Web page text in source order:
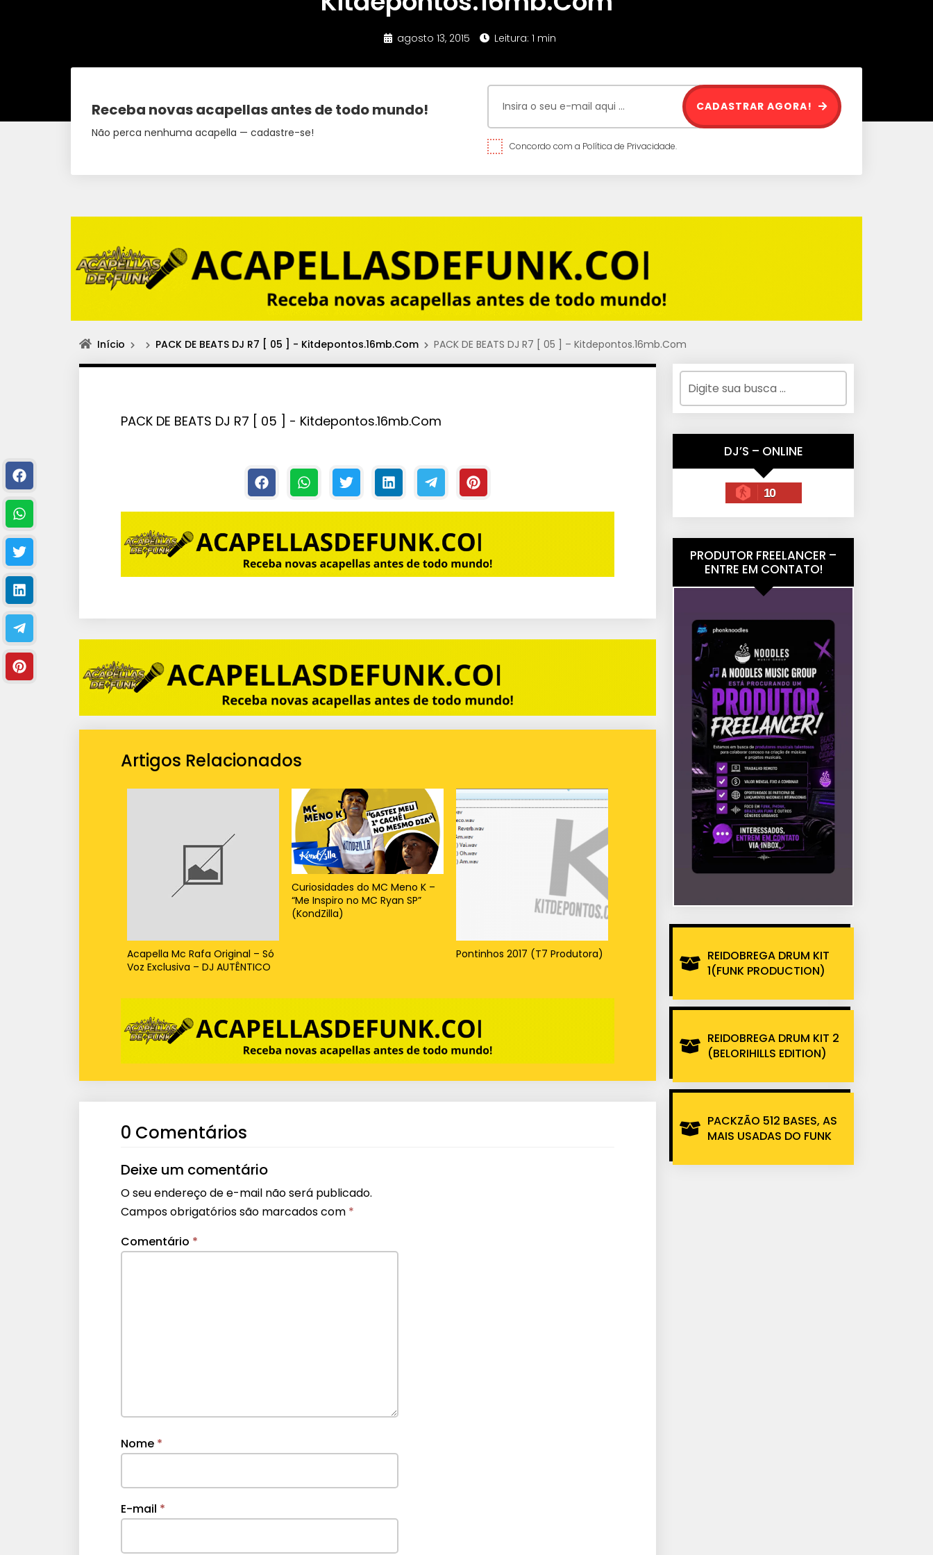
agosto 13, 2015 Leitura: 1 min
Receba novas acapellas antes de todo mundo!
Não perca nenhuma acapella — cadastre-se!
Concordo com a Política de Privacidade.
CADASTRAR AGORA!
Início PACK DE BEATS DJ R7 [ 05 ] - Kitdepontos.16mb.Com PACK DE BEATS DJ R7 [ 05 ] – Kitdepontos.16mb.Com
PACK DE BEATS DJ R7 [ 05 ] - Kitdepontos.16mb.Com
Artigos Relacionados
Acapella Mc Rafa Original – Só
Voz Exclusiva – DJ AUTÊNTICO
Curiosidades do MC Meno K –
“Me Inspiro no MC Ryan SP”
(KondZilla)
Pontinhos 2017 (T7 Produtora)
0 Comentários
Deixe um comentário
O seu endereço de e-mail não será publicado.
Campos obrigatórios são marcados com *
Comentário *
Nome *
E-mail *
DJ’S – ONLINE
10
PRODUTOR FREELANCER –
ENTRE EM CONTATO!
REIDOBREGA DRUM KIT
1(FUNK PRODUCTION)
REIDOBREGA DRUM KIT 2
(BELORIHILLS EDITION)
PACKZÃO 512 BASES, AS
MAIS USADAS DO FUNK